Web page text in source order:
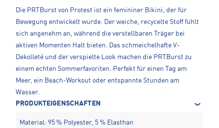
Die PRTBurst von Protest ist ein femininer Bikini, der für
Bewegung entwickelt wurde. Der weiche, recycelte Stoff fühlt
sich angenehm an, während die verstellbaren Träger bei
aktiven Momenten Halt bieten. Das schmeichelhafte V-
Dekolleté und der verspielte Look machen die PRTBurst zu
einem echten Sommerfavoriten. Perfekt für einen Tag am
Meer, ein Beach-Workout oder entspannte Stunden am
Wasser.
PRODUKTEIGENSCHAFTEN
Material: 95 % Polyester, 5 % Elasthan